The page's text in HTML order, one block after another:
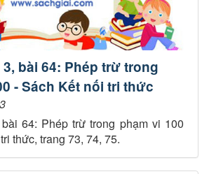
bài 64: Phép trừ trong
- Sách Kết nối tri thức
64: Phép trừ trong phạm vi 100
thức, trang 73, 74, 75.